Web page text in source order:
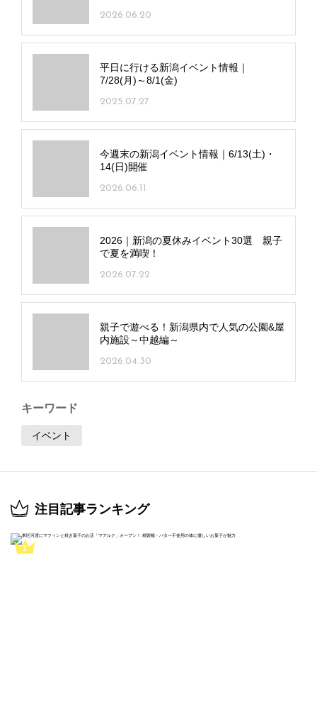
2026.06.20
平日に行ける新潟イベント情報｜
7/28(月)～8/1(金)
2025.07.27
今週末の新潟イベント情報｜6/13(土)・
14(日)開催
2026.06.11
2026｜新潟の夏休みイベント30選 親子
で夏を満喫！
2026.07.22
親子で遊べる！新潟県内で人気の公園&屋
内施設～中越編～
2026.04.30
キーワード
イベント
注目記事ランキング